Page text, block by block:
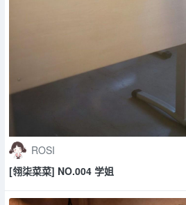
ROSI
[翎柒菜菜] NO.004 学姐